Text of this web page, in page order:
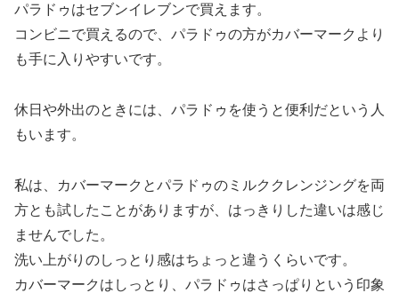
パラドゥはセブンイレブンで買えます。
コンビニで買えるので、パラドゥの方がカバーマークより
も手に入りやすいです。
休日や外出のときには、パラドゥを使うと便利だという人
もいます。
私は、カバーマークとパラドゥのミルククレンジングを両
方とも試したことがありますが、はっきりした違いは感じ
ませんでした。
洗い上がりのしっとり感はちょっと違うくらいです。
カバーマークはしっとり、パラドゥはさっぱりという印象